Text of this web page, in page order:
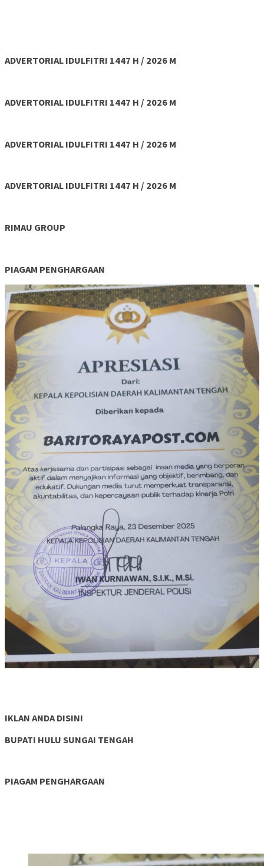
ADVERTORIAL IDULFITRI 1447 H / 2026 M
ADVERTORIAL IDULFITRI 1447 H / 2026 M
ADVERTORIAL IDULFITRI 1447 H / 2026 M
ADVERTORIAL IDULFITRI 1447 H / 2026 M
RIMAU GROUP
PIAGAM PENGHARGAAN
IKLAN ANDA DISINI
BUPATI HULU SUNGAI TENGAH
PIAGAM PENGHARGAAN